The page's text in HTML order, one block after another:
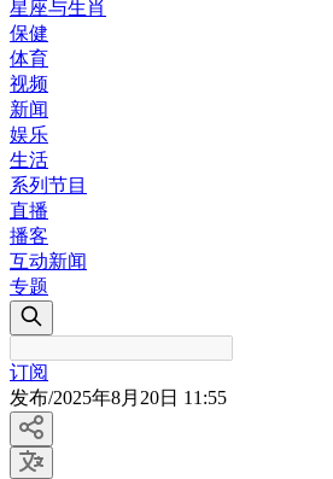
星座与生肖
保健
体育
视频
新闻
娱乐
生活
系列节目
直播
播客
互动新闻
专题
订阅
发布/2025年8月20日 11:55